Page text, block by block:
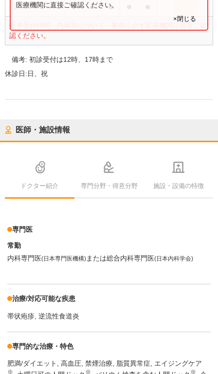
14:00〜17:30 ● ● ●
外来受付時間・内容等について、事前に必ず医療機関に直接ご確
認ください。
医療機関に直接ご確認ください。
×閉じる
備考:初診受付は12時、17時まで
休診日:日、祝
医師・施設情報
ドクター紹介 専門分野・得意分野 施設・設備の特徴
専門医
常勤
内科専門医(日本専門医機構)または総合内科専門医(日本内科学会)
治療/対応可能な疾患
帯状疱疹 逆流性食道炎
専門的な治療・特色
肥満/ダイエット 高血圧 禁煙治療 脂質異常症 エイジングケア
※ ※ ※